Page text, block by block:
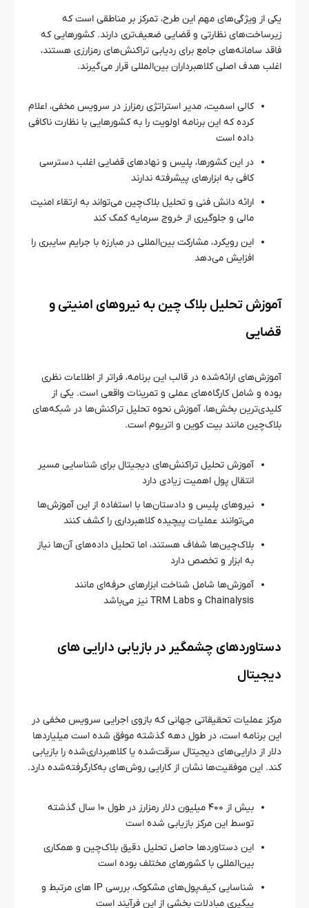
یکی از ویژگی‌های مهم این طرح، تمرکز بر مناطقی است که
زیرساخت‌های نظارتی و قضایی ضعیف‌تری دارند. کشورهایی که
فاقد سامانه‌های جامع برای ردیابی تراکنش‌های رمزارزی هستند،
اغلب هدف اصلی کلاهبرداران بین‌المللی قرار می‌گیرند.
کالی اسمیت، مدیر استراتژی رمزارز در سرویس مخفی، اعلام
کرده که این برنامه اولویت را به کشورهایی با نظارت ناکافی
داده است
در این کشورها، پلیس و نهادهای قضایی اغلب دسترسی
کافی به ابزارهای پیشرفته ندارند
ارائه دانش فنی و تحلیل بلاک‌چین می‌تواند به ارتقاء امنیت
مالی و جلوگیری از خروج سرمایه کمک کند
این رویکرد، مشارکت بین‌المللی در مبارزه با جرایم سایبری را
افزایش می‌دهد
آموزش تحلیل بلاک‌ چین به نیروهای امنیتی و
قضایی
آموزش‌های ارائه‌شده در قالب این برنامه، فراتر از اطلاعات نظری
بوده و شامل کارگاه‌های عملی و تمرینات واقعی است. یکی از
کلیدی‌ترین بخش‌ها، آموزش نحوه تحلیل تراکنش‌ها در شبکه‌های
بلاک‌چین مانند بیت کوین و اتریوم است.
آموزش تحلیل تراکنش‌های دیجیتال برای شناسایی مسیر
انتقال پول اهمیت زیادی دارد
نیروهای پلیس و دادستان‌ها با استفاده از این آموزش‌ها
می‌توانند عملیات پیچیده کلاهبرداری را کشف کنند
بلاک‌چین‌ها شفاف هستند، اما تحلیل داده‌های آن‌ها نیاز
به ابزار و تخصص دارد
آموزش‌ها شامل شناخت ابزارهای حرفه‌ای مانند
Chainalysis و TRM Labs نیز می‌باشد
دستاوردهای چشمگیر در بازیابی دارایی‌ های
دیجیتال
مرکز عملیات تحقیقاتی جهانی که بازوی اجرایی سرویس مخفی در
این برنامه است، در طول دهه گذشته موفق شده است میلیاردها
دلار از دارایی‌های دیجیتال سرقت‌شده یا کلاهبرداری‌شده را بازیابی
کند. این موفقیت‌ها نشان از کارایی روش‌های به‌کارگرفته‌شده دارد.
بیش از ۴۰۰ میلیون دلار رمزارز در طول ۱۰ سال گذشته
توسط این مرکز بازیابی شده است
این دستاوردها حاصل تحلیل دقیق بلاک‌چین و همکاری
بین‌المللی با کشورهای مختلف بوده است
شناسایی کیف‌پول‌های مشکوک، بررسی IP های مرتبط و
پیگیری مبادلات بخشی از این فرآیند است